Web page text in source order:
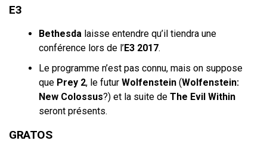
E3
Bethesda laisse entendre qu’il tiendra une
conférence lors de l’E3 2017.
Le programme n’est pas connu, mais on suppose
que Prey 2, le futur Wolfenstein (Wolfenstein:
New Colossus?) et la suite de The Evil Within
seront présents.
GRATOS